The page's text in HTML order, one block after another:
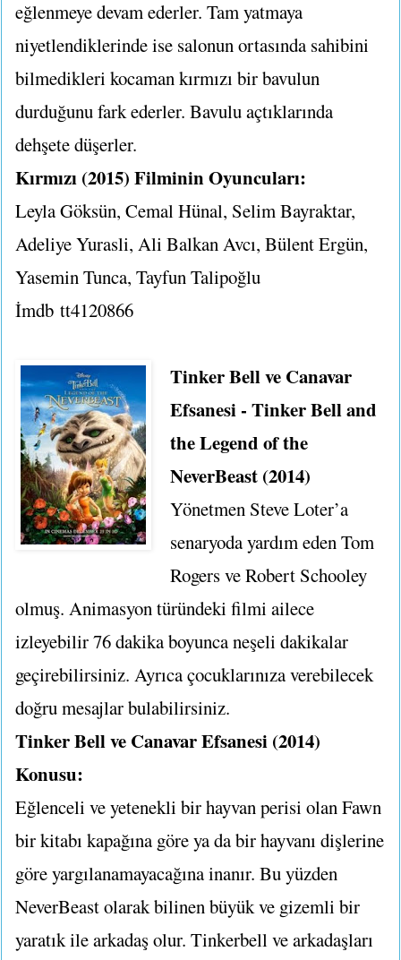
eğlenmeye devam ederler. Tam yatmaya
niyetlendiklerinde ise salonun ortasında sahibini
bilmedikleri kocaman kırmızı bir bavulun
durduğunu fark ederler. Bavulu açtıklarında
dehşete düşerler.
Kırmızı (2015) Filminin Oyuncuları:
Leyla Göksün, Cemal Hünal, Selim Bayraktar,
Adeliye Yurasli, Ali Balkan Avcı, Bülent Ergün,
Yasemin Tunca, Tayfun Talipoğlu
İmdb tt4120866
Tinker Bell ve Canavar
Efsanesi - Tinker Bell and
the Legend of the
NeverBeast (2014)
Yönetmen Steve Loter’a
senaryoda yardım eden Tom
Rogers ve Robert Schooley
olmuş. Animasyon türündeki filmi ailece
izleyebilir 76 dakika boyunca neşeli dakikalar
geçirebilirsiniz. Ayrıca çocuklarınıza verebilecek
doğru mesajlar bulabilirsiniz.
Tinker Bell ve Canavar Efsanesi (2014)
Konusu:
Eğlenceli ve yetenekli bir hayvan perisi olan Fawn
bir kitabı kapağına göre ya da bir hayvanı dişlerine
göre yargılanamayacağına inanır. Bu yüzden
NeverBeast olarak bilinen büyük ve gizemli bir
yaratık ile arkadaş olur. Tinkerbell ve arkadaşları